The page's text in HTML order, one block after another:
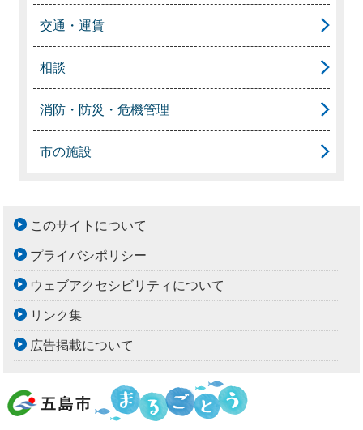
交通・運賃
相談
消防・防災・危機管理
市の施設
このサイトについて
プライバシポリシー
ウェブアクセシビリティについて
リンク集
広告掲載について